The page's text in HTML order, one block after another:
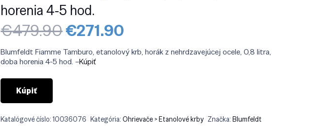
horenia 4-5 hod.
€479.90Pôvodná
cena
bola:
€479.90.
€271.90
je:
€271.90.
Blumfeldt Fiamme Tamburo, etanolový krb, horák z nehrdzavejúcej ocele, 0,8 litra,
doba horenia 4-5 hod. –Kúpiť
Kúpiť
Katalógové číslo:10036076 Kategória:Ohrievače > Etanolové krby Značka: Blumfeldt